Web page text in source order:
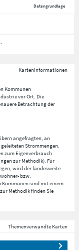
Datengrundlage
Karteninformationen
Kommunen
vor Ort. Die
Betrachtung der
angefragten, an
Strommengen.
zum Eigenverbrauch
zur Methodik). Für
wird der landesweite
bzw.
sind mit einem
Methodik finden Sie
Themenverwandte Karten